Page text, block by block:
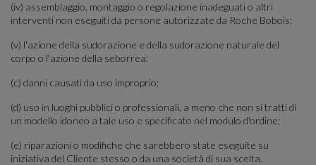
(iv) assemblaggio, montaggio o regolazione inadeguati o altri
interventi non eseguiti da persone autorizzate da Roche Bobois;
(v) l'azione della sudorazione e della sudorazione naturale del
corpo o l'azione della seborrea;
(c) danni causati da uso improprio;
(d) uso in luoghi pubblici o professionali, a meno che non si tratti di
un modello idoneo a tale uso e specificato nel modulo d'ordine;
(e) riparazioni o modifiche che sarebbero state eseguite su
iniziativa del Cliente stesso o da una società di sua scelta.